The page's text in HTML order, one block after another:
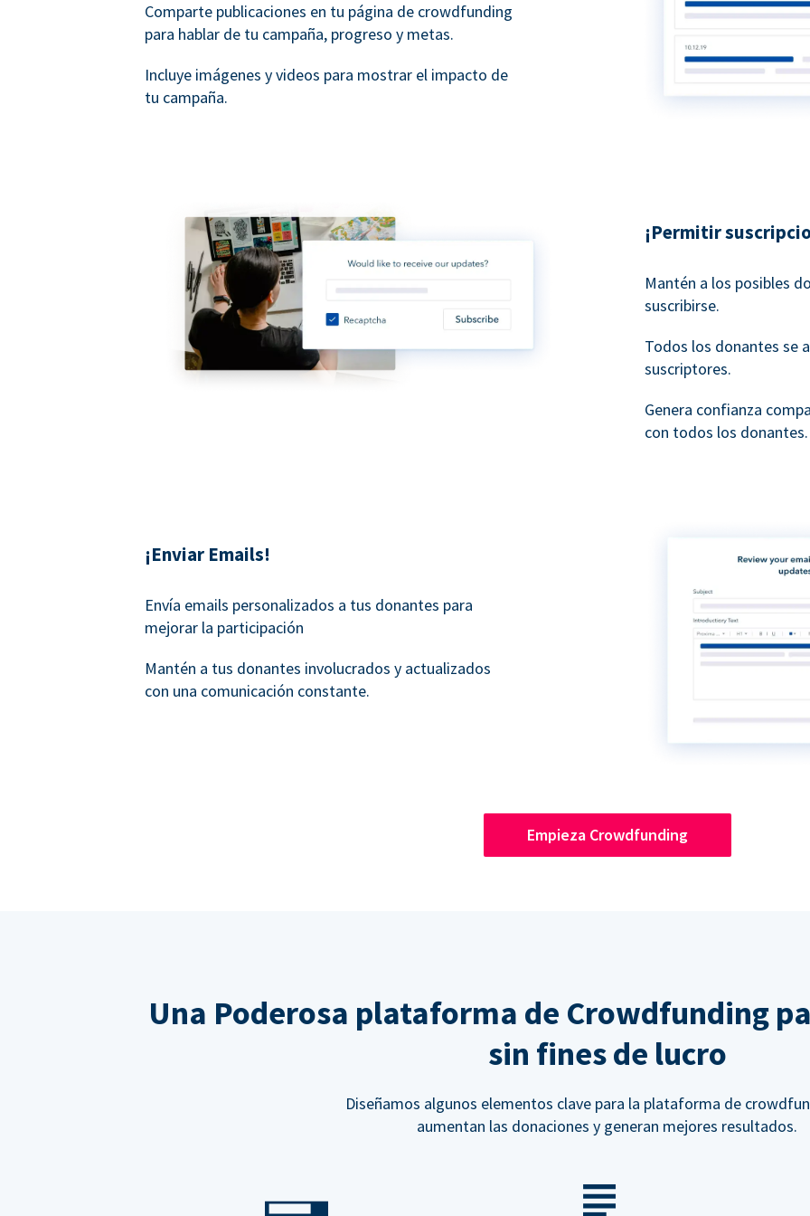
Comparte publicaciones en tu página de crowdfunding
para hablar de tu campaña, progreso y metas.
Incluye imágenes y videos para mostrar el impacto de
tu campaña.
¡Permitir
Mantén a los posibles
suscribirse.
Todos los donantes se
suscriptores.
Genera confianza
con todos los donantes.
¡Enviar Emails!
Envía emails personalizados a tus donantes para
mejorar la participación
Mantén a tus donantes involucrados y actualizados
con una comunicación constante.
Empieza Crowdfunding
Una Poderosa plataforma de Crowdfunding
sin fines de lucro
Diseñamos algunos elementos clave para la plataforma de
aumentan las donaciones y generan mejores resultados.